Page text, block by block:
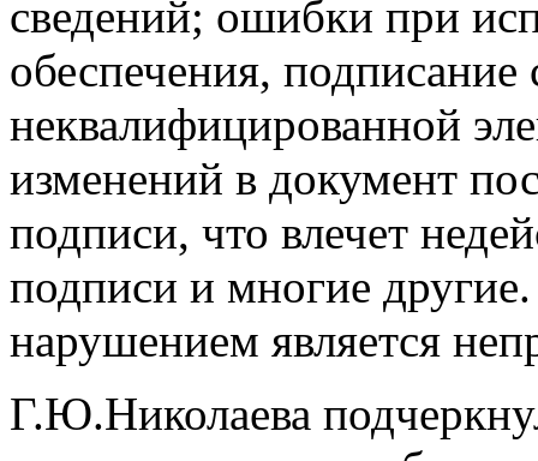
сведений; ошибки при
обеспечения, подписание
неквалифицированной
изменений в документ
подписи, что влечет
подписи и многие
нарушением является
Г.Ю.Николаева